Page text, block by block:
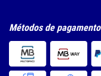
Métodos de pagamento